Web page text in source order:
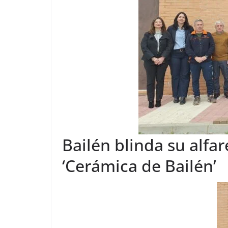
Bailén blinda su
‘Cerámica de Bailén’